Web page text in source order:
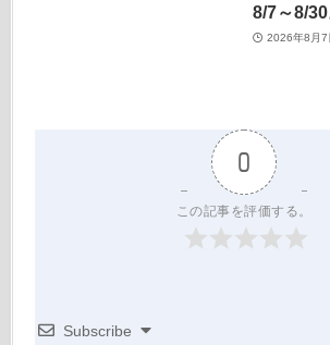
8/7～8/30
2026年8月7
0
この記事を評価する。
Subscribe